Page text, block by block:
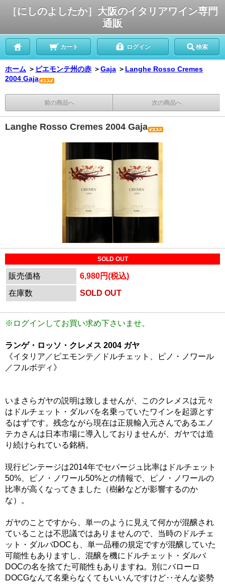
［にしのよしたか］大阪のイタリアワイン専門
通販
カート ログイン 検索
ホーム ＞ ピエモンテ州の赤 ＞Gaja ＞ Langhe Rosso Cremes
2004 Gaja
前の商品へ 次の商品へ
Langhe Rosso Cremes 2004 Gaja
SOLD OUT
販売価格
6,980円(税込)
在庫数
SOLD OUT
※ログインしてお買い求め下さいませ。
ランゲ・ロッソ・クレメス 2004 ガヤ
《イタリア／ピエモンテ／ドルチェット、ピノ・ノワール
／フルボディ》
いまさらガヤの説明は致しませんが、このクレメスは元々
はドルチェット・ダルバを名乗っていたワインを起源とす
るはずです。残念ながら現在は正規輸入元さんであるエノ
テカさんは日本市場に導入しておりませんが、ガヤでは造
り続けられている銘柄。
現行ビンテージは2014年でセパージュ比率はドルチェット
50%、ピノ・ノワール50%との情報で、ピノ・ノワールの
比率が高くなってきました（樹齢などが影響するのか
な）。
ガヤのことですから、単一のように見えて何かが混醸され
ていることは不思議ではありませんので、当時のドルチェ
ット・ダルバDOCも、単一品種の規定ですが混醸していた
可能性もありますし、混醸を機にドルチェット・ダルバ
DOCの名を捨てた可能性もありますね。別にバローロ
DOCGなんて名乗らなくてもいいんですけど‥そんな姿勢